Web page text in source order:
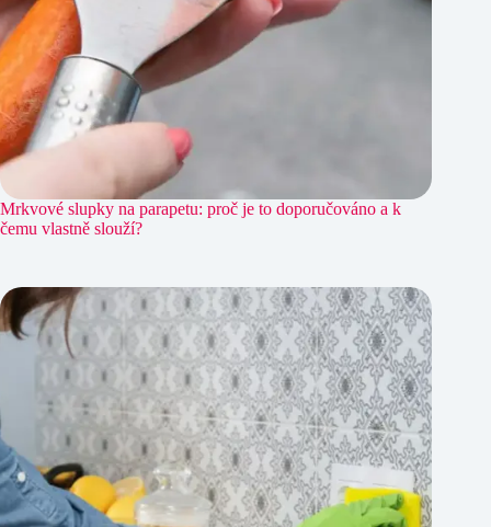
Mrkvové slupky na parapetu: proč je to doporučováno a k
čemu vlastně slouží?